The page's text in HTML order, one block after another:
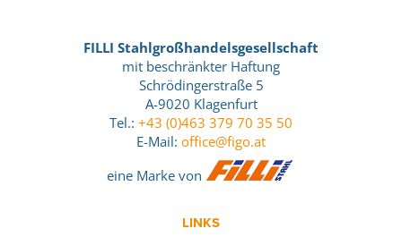
FILLI Stahlgroßhandelsgesellschaft
mit beschränkter Haftung
Schrödingerstraße 5
A-9020 Klagenfurt
Tel.: +43 (0)463 379 70 35 50
E-Mail: office@figo.at
eine Marke von
LINKS